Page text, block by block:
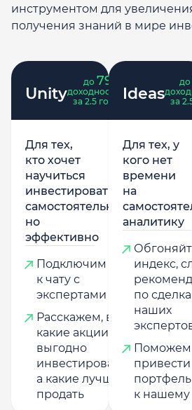
инструментом для
получения знаний в мире
Unity
до 79
доходность
за 2.5 года
Для тех,
кто хочет
научиться
инвестировать
самостоятельно,
но
эффективно
Подключим
к чату с
экспертами
Расскажем, в
какие акции
выгодно
инвестировать,
а какие лучше
продать
Ideas
до
за
Для тех, у
кого нет
времени
на
аналитику
индекс,
по
наших
Поможем
привести
портфель
к нашему